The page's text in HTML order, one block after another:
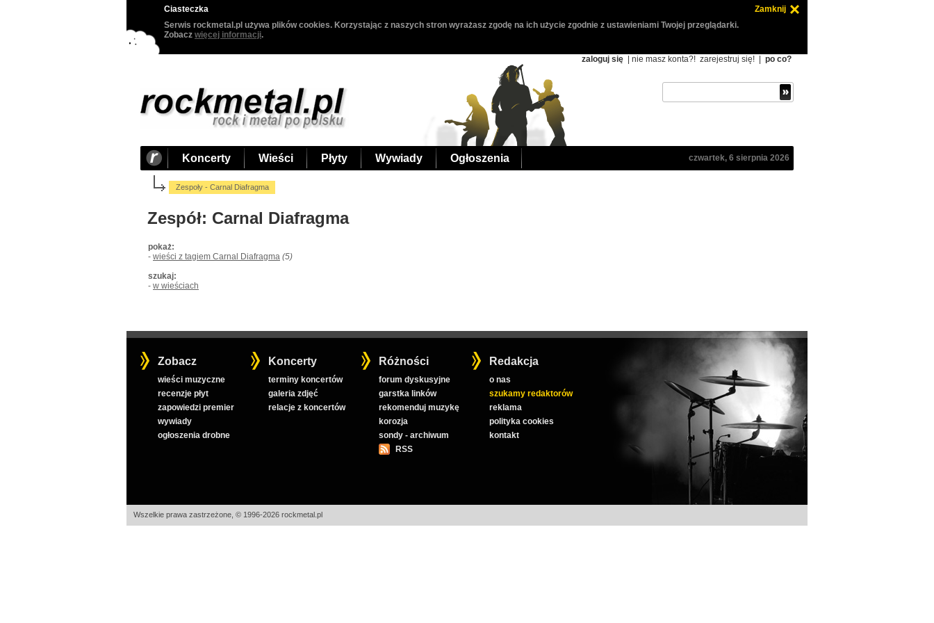
Ciasteczka
Zamknij
Serwis rockmetal.pl używa plików cookies. Korzystając z naszych stron wyrażasz zgodę na ich użycie zgodnie z ustawieniami Twojej przeglądarki.
Zobacz więcej informacji.
zaloguj się | nie masz konta?! zarejestruj się! po co?
Koncerty Wieści Płyty Wywiady Ogłoszenia czwartek, 6 sierpnia 2026
Zespoły - Carnal Diafragma
Zespół: Carnal Diafragma
pokaż:
- wieści z tagiem Carnal Diafragma (5)
szukaj:
- w wieściach
Zobacz
wieści muzyczne
recenzje płyt
zapowiedzi premier
wywiady
ogłoszenia drobne
Koncerty
terminy koncertów
galeria zdjęć
relacje z koncertów
Różności
forum dyskusyjne
garstka linków
rekomenduj muzykę
korozja
sondy - archiwum
RSS
Redakcja
o nas
szukamy redaktorów
reklama
polityka cookies
kontakt
Wszelkie prawa zastrzeżone, © 1996-2026 rockmetal.pl